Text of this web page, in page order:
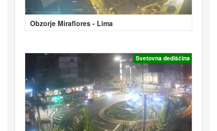
Obzorje Miraflores - Lima
Svetovna dediščina